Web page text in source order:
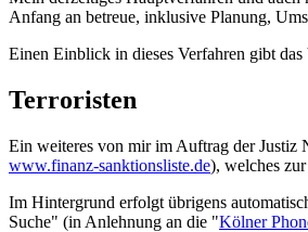
Anfang an betreue, inklusive Planung,
Einen Einblick in dieses Verfahren gibt
Terroristen
Ein weiteres von mir im Auftrag der Justiz
www.finanz-sanktionsliste.de), welches
Im Hintergrund erfolgt übrigens
Suche" (in Anlehnung an die "Kölner